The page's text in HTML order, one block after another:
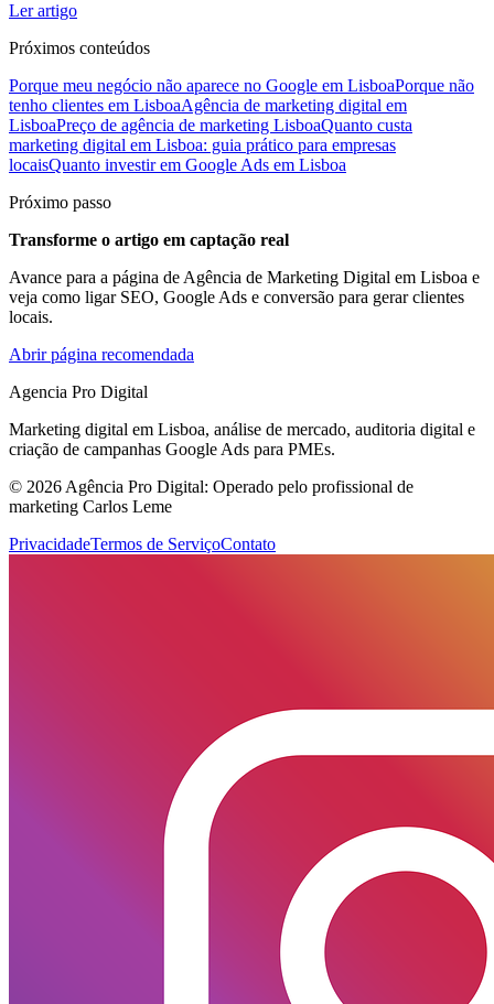
Ler artigo
Próximos conteúdos
Porque meu negócio não aparece no Google em LisboaPorque não
tenho clientes em LisboaAgência de marketing digital em
LisboaPreço de agência de marketing LisboaQuanto custa
marketing digital em Lisboa: guia prático para empresas
locaisQuanto investir em Google Ads em Lisboa
Próximo passo
Transforme o artigo em captação real
Avance para a página de Agência de Marketing Digital em Lisboa e
veja como ligar SEO, Google Ads e conversão para gerar clientes
locais.
Abrir página recomendada
Agencia Pro Digital
Marketing digital em Lisboa, análise de mercado, auditoria digital e
criação de campanhas Google Ads para PMEs.
© 2026 Agência Pro Digital: Operado pelo profissional de
marketing Carlos Leme
PrivacidadeTermos de ServiçoContato